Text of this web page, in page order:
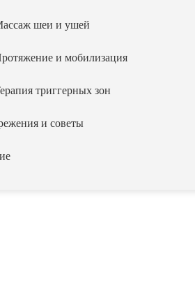
шеи и ушей
и мобилизация
триггерных зон
и советы